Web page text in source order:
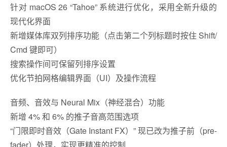
针对 macOS 26 “Tahoe” 系统进行优化，采用全新升级的
现代化界面
新增媒体库双列排序功能（点击第二个列标题时按住 Shift/
Cmd 键即可）
搜索操作间可保留列排序设置
优化节拍网格编辑界面（UI）及操作流程
音频、音效与 Neural Mix（神经混合）功能
新增 4% 和 6% 的推子音高范围选项
“门限即时音效（Gate Instant FX）” 现已改为推子前（pre-